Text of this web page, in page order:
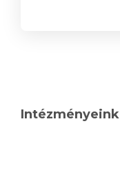
Intézményeink